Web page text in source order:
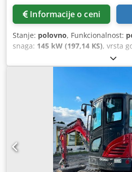
Informacije o ceni
Stanje: polovno, Funkcionalnost:
snaga: 145 kW (197,14 KS), vrsta
, Godina
sati:8.000 h, Oprema:
točkaš/utovarivač Godina
Uxt Sovock 8.000 radnih sati 145
Klima uređaj Centralno